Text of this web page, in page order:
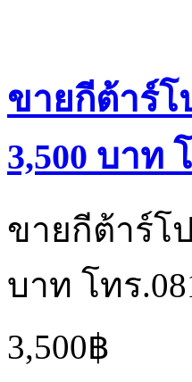
ขายกีต้าร์โ
3,500 บาท
ขายกีต้าร์โ
บาท โทร
3,500฿